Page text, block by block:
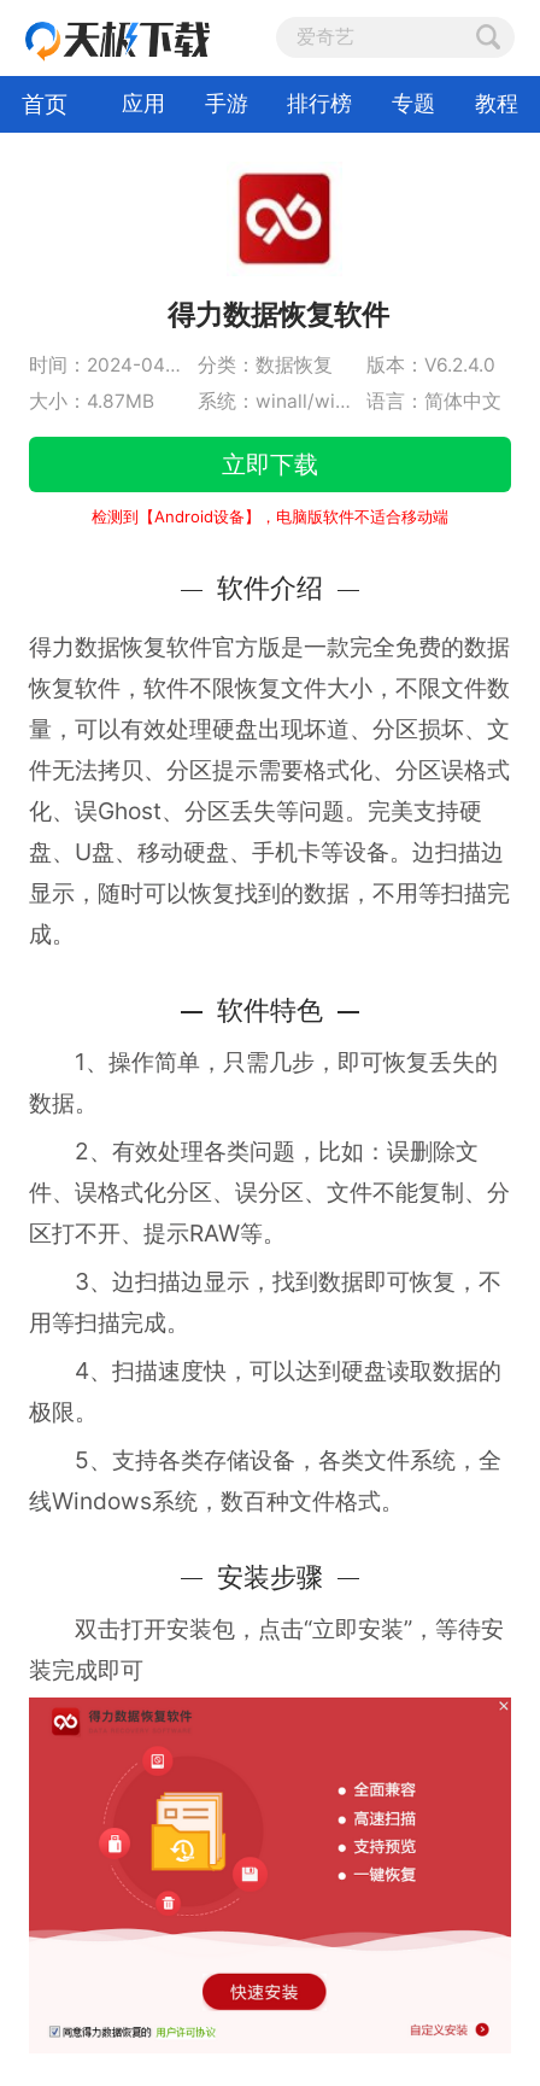
首页 应用 手游 排行榜 专题 教程
得力数据恢复软件
时间：2024-04-30 分类：数据恢复
版本：V6.2.4.0
大小：4.87MB
系统：winall/win7/win10/win11 语言：简体中文
立即下载
检测到【Android设备】，电脑版软件不适合移动端
软件介绍
得力数据恢复软件官方版是一款完全免费的数据
恢复软件，软件不限恢复文件大小，不限文件数
量，可以有效处理硬盘出现坏道、分区损坏、文
件无法拷贝、分区提示需要格式化、分区误格式
化、误Ghost、分区丢失等问题。完美支持硬
盘、U盘、移动硬盘、手机卡等设备。边扫描边
显示，随时可以恢复找到的数据，不用等扫描完
成。
软件特色
1、操作简单，只需几步，即可恢复丢失的
数据。
2、有效处理各类问题，比如：误删除文
件、误格式化分区、误分区、文件不能复制、分
区打不开、提示RAW等。
3、边扫描边显示，找到数据即可恢复，不
用等扫描完成。
4、扫描速度快，可以达到硬盘读取数据的
极限。
5、支持各类存储设备，各类文件系统，全
线Windows系统，数百种文件格式。
安装步骤
双击打开安装包，点击“立即安装”，等待安
装完成即可